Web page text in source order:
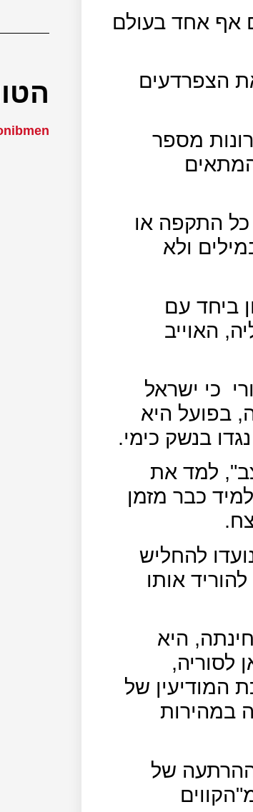
אף אחד בעולם
הצפרדעים
מספר
התקפה או
ולא
ביחד עם
האוייב
כי ישראל
בפועל היא
בנשק כימי.
למד את
כבר מזמן
להחליש
להוריד אותו
היא
לסוריה,
המודיעין של
במהירות
של